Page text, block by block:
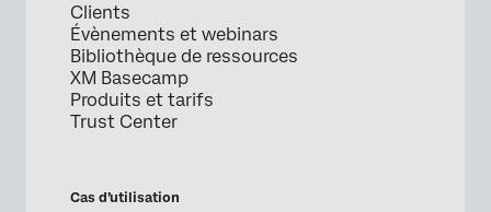
Clients
Évènements et webinars
Bibliothèque de ressources
XM Basecamp
Produits et tarifs
Trust Center
Cas d’utilisation